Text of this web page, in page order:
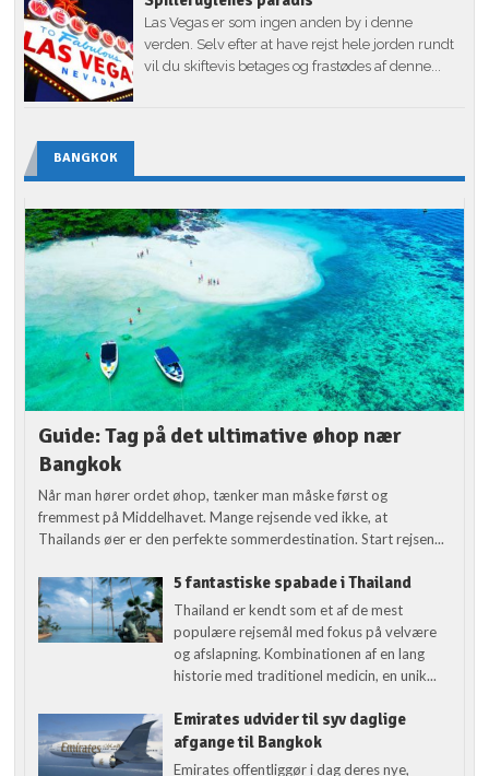
Las Vegas er som ingen anden by i denne
verden. Selv efter at have rejst hele jorden rundt
vil du skiftevis betages og frastødes af denne...
BANGKOK
Guide: Tag på det ultimative øhop nær
Bangkok
Når man hører ordet øhop, tænker man måske først og
fremmest på Middelhavet. Mange rejsende ved ikke, at
Thailands øer er den perfekte sommerdestination. Start rejsen...
5 fantastiske spabade i Thailand
Thailand er kendt som et af de mest
populære rejsemål med fokus på velvære
og afslapning. Kombinationen af en lang
historie med traditionel medicin, en unik...
Emirates udvider til syv daglige
afgange til Bangkok
Emirates offentliggør i dag deres nye,